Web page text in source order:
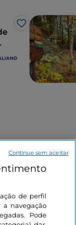
Gosto
de perfil
a navegação
Pode
Continue sem aceitar